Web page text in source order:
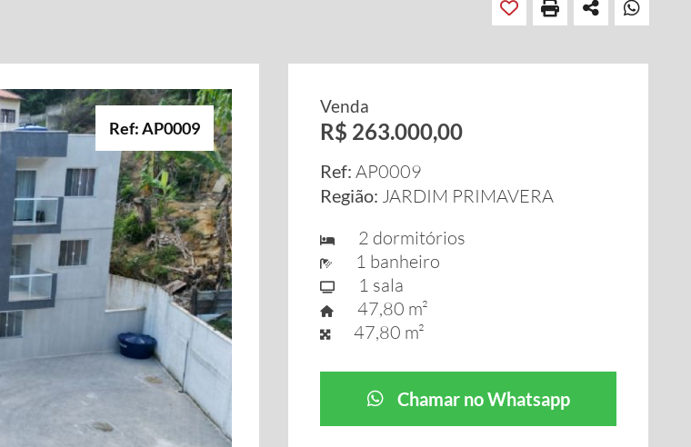
Ref: AP0009
Venda
R$ 263.000,00
Ref: AP0009
Região: JARDIM PRIMAVERA
2 dormitórios
1 banheiro
1 sala
47,80 m²
47,80 m²
Chamar no Whatsapp